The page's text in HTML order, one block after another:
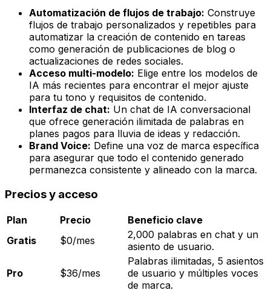
Automatización de flujos de trabajo: Construye
flujos de trabajo personalizados y repetibles para
automatizar la creación de contenido en tareas
como generación de publicaciones de blog o
actualizaciones de redes sociales.
Acceso multi-modelo: Elige entre los modelos de
IA más recientes para encontrar el mejor ajuste
para tu tono y requisitos de contenido.
Interfaz de chat: Un chat de IA conversacional
que ofrece generación ilimitada de palabras en
planes pagos para lluvia de ideas y redacción.
Brand Voice: Define una voz de marca específica
para asegurar que todo el contenido generado
permanezca consistente y alineado con la marca.
Precios y acceso
Plan Precio
Beneficio clave
Gratis
$0/mes
2,000 palabras en chat y un
asiento de usuario.
Pro $36/mes
Palabras ilimitadas, 5 asientos
de usuario y múltiples voces
de marca.